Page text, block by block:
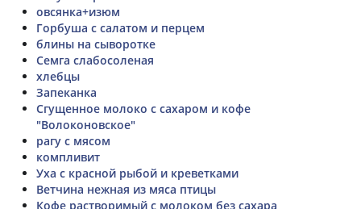
овсянка+изюм
Горбуша с салатом и перцем
блины на сыворотке
Семга слабосоленая
хлебцы
Запеканка
Сгущенное молоко с сахаром и кофе
"Волоконовское"
рагу с мясом
компливит
Уха с красной рыбой и креветками
Ветчина нежная из мяса птицы
Кофе растворимый с молоком без сахара